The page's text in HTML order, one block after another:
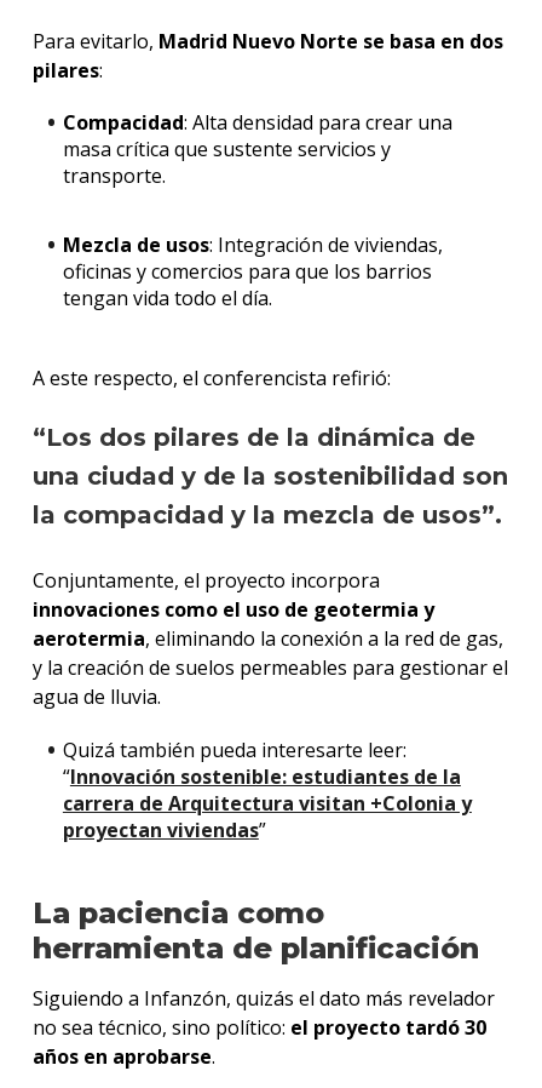
Para evitarlo, Madrid Nuevo Norte se basa en dos
pilares:
Compacidad: Alta densidad para crear una
masa crítica que sustente servicios y
transporte.
Mezcla de usos: Integración de viviendas,
oficinas y comercios para que los barrios
tengan vida todo el día.
A este respecto, el conferencista refirió:
“Los dos pilares de la dinámica de
una ciudad y de la sostenibilidad son
la compacidad y la mezcla de usos”.
Conjuntamente, el proyecto incorpora
innovaciones como el uso de geotermia y
aerotermia, eliminando la conexión a la red de gas,
y la creación de suelos permeables para gestionar el
agua de lluvia.
Quizá también pueda interesarte leer:
“Innovación sostenible: estudiantes de la
carrera de Arquitectura visitan +Colonia y
proyectan viviendas”
La paciencia como
herramienta de planificación
Siguiendo a Infanzón, quizás el dato más revelador
no sea técnico, sino político: el proyecto tardó 30
años en aprobarse.